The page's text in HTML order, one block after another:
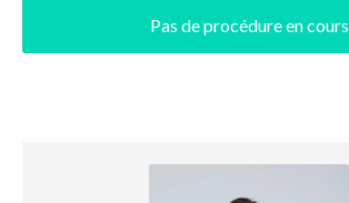
Pas de procédure en cours